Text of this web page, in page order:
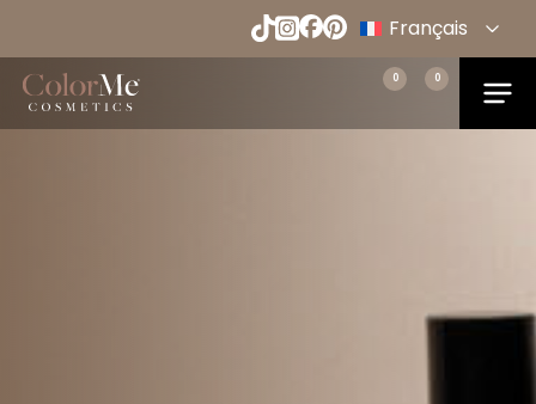
English
Español
Deutsch
Français
Home 0 0